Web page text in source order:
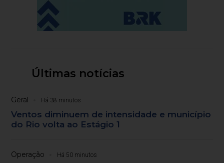
Últimas notícias
Geral Há 38 minutos
Ventos diminuem de intensidade e município
do Rio volta ao Estágio 1
Operação Há 50 minutos